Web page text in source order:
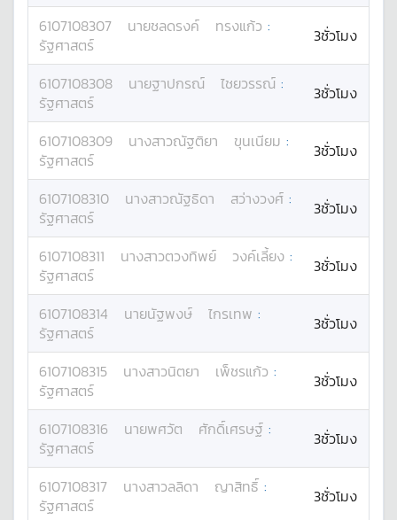
6107108307 นายชลดรงค์ ทรงแก้ว :
รัฐศาสตร์
3ชั่วโมง
6107108308 นายฐาปกรณ์ ไชยวรรณ์ :
รัฐศาสตร์
3ชั่วโมง
6107108309 นางสาวณัฐติยา ขุนเนียม :
รัฐศาสตร์
3ชั่วโมง
6107108310 นางสาวณัฐธิดา สว่างวงศ์ :
รัฐศาสตร์
3ชั่วโมง
6107108311 นางสาวตวงทิพย์ วงค์เลี้ยง :
รัฐศาสตร์
3ชั่วโมง
6107108314 นายนัฐพงษ์ ไกรเทพ :
รัฐศาสตร์
3ชั่วโมง
6107108315 นางสาวนิตยา เพ็ชรแก้ว :
รัฐศาสตร์
3ชั่วโมง
6107108316 นายพศวัต ศักดิ์เศรษฐ์ :
รัฐศาสตร์
3ชั่วโมง
6107108317 นางสาวลลิดา ญาสิทธิ์ :
รัฐศาสตร์
3ชั่วโมง